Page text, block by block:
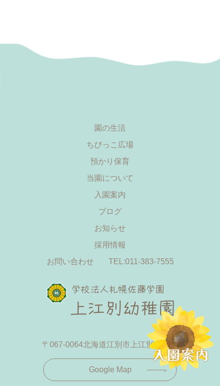
園の生活
ちびっこ広場
預かり保育
当園について
入園案内
ブログ
お知らせ
採用情報
お問い合わせ
TEL:011-383-7555
〒067-0064北海道江別市上江別433-19
Google Map